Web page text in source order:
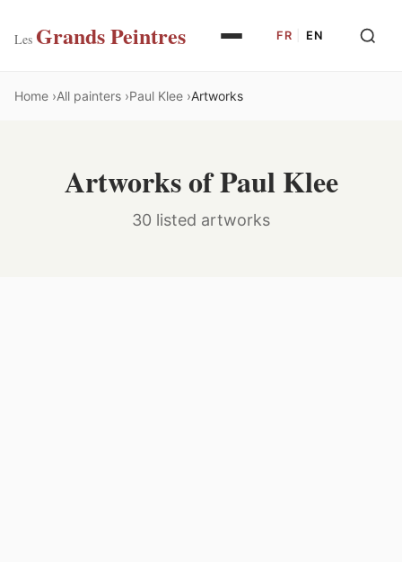
Les Grands Peintres FR EN
Home All painters Paul Klee Artworks
Artworks of Paul Klee
30 listed artworks